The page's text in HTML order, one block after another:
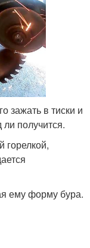
зажать в тиски и
получится.
горелкой,
ему форму бура.